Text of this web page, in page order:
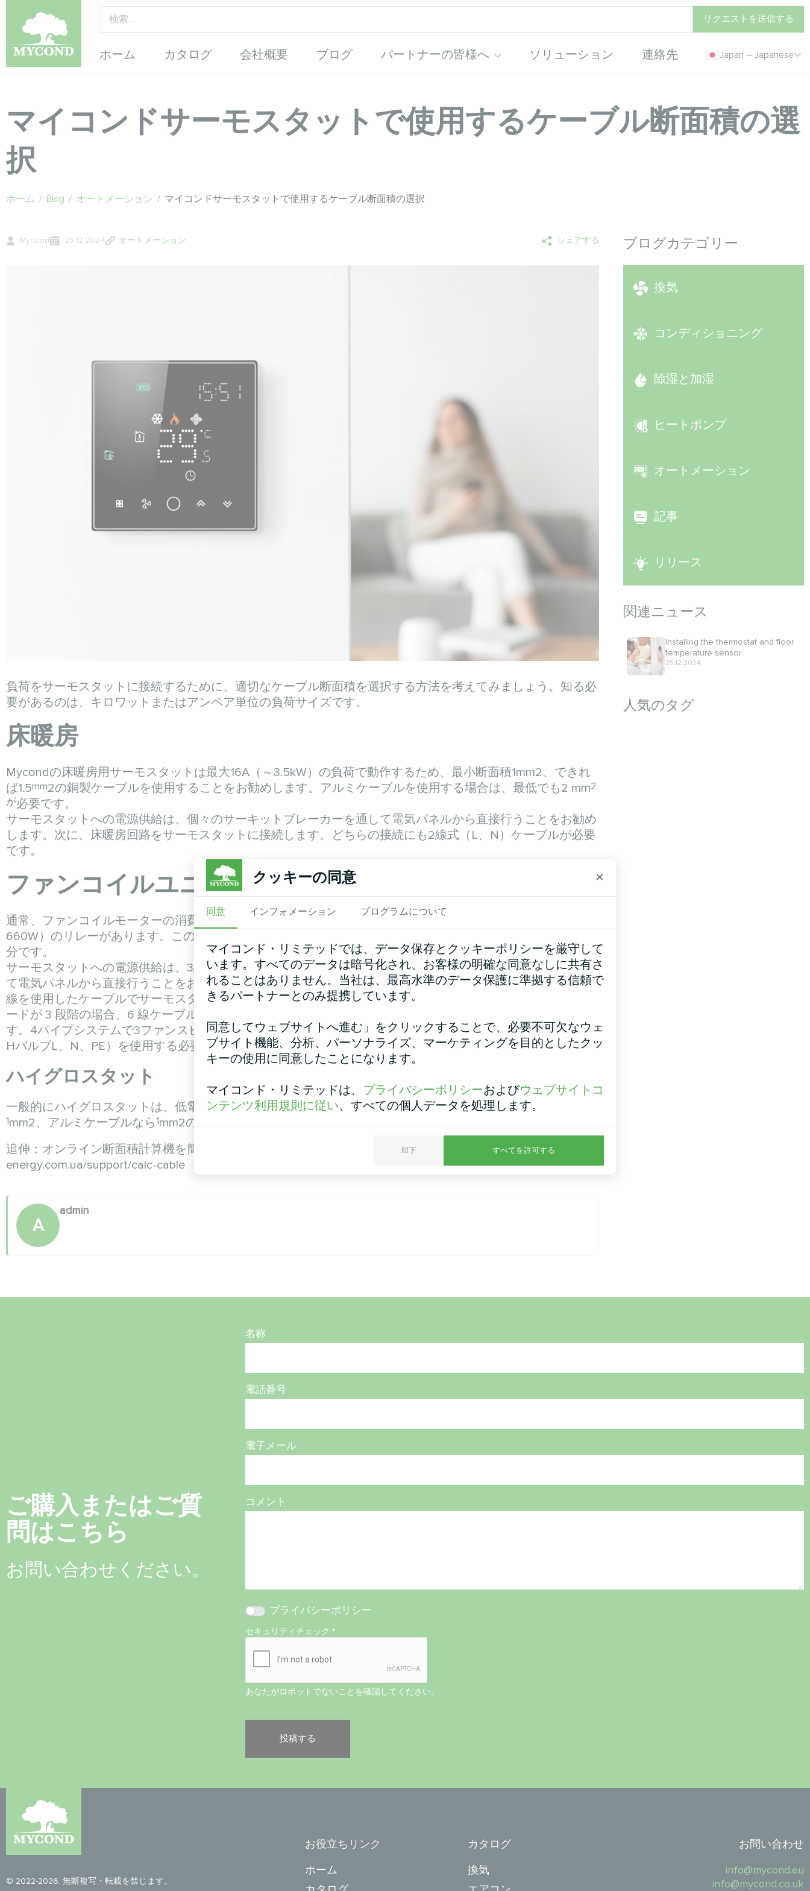
リクエストを送信する
ホーム カタログ 会社概要 ブログ パートナーの皆様へ ソリューション 連絡先 Japan – Japanese
マイコンドサーモスタットで使用するケーブル断面積の選
択
ホーム / Blog / オートメーション / マイコンドサーモスタットで使用するケーブル断面積の選択
Mycond 25.12.2024 オートメーション シェアする
負荷をサーモスタットに接続するために、適切なケーブル断面積を選択する方法を考えてみましょう。知る必
要があるのは、キロワットまたはアンペア単位の負荷サイズです。
床暖房
Mycondの床暖房用サーモスタットは最大16A（～3.5kW）の負荷で動作するため、最小断面積1mm2、できれ
ば1.5mm2の銅製ケーブルを使用することをお勧めします。アルミケーブルを使用する場合は、最低でも2 mm2
が必要です。
サーモスタットへの電源供給は、個々のサーキットブレーカーを通して電気パネルから直接行うことをお勧め
します。次に、床暖房回路をサーモスタットに接続します。どちらの接続にも2線式（L、N）ケーブルが必要
です。
ファンコイルユニット
通常、ファンコイルモーターの消費電力は低い。そのため、サーモスタットには動作電流わずか3A（～
660W）のリレーがあります。この場合、銅ケーブルの断面積は1mm
分です。
サーモスタットへの電源供給は、3線ケーブル（L、N、PE）を使用して、個々のサーキットブレーカーを介し
て電気パネルから直接行うことをお勧めします。多速度モーター付きファンコイルユニットは、適切な数の電
線を使用したケーブルでサーモスタットに接続する必要があります。例えば、2 パイプシステムでファンスピ
ードが 3 段階の場合、6 線ケーブル（低速 L、中速 L、高速 L、バルブ L、N、PE）を使用する必要がありま
す。4パイプシステムで3ファンスピードの場合は、7ワイヤーケーブル（低速L、中速L、高速L、CバルブL、
HバルブL、N、PE）を使用する必要がある。
ハイグロスタット
一般的にハイグロスタットは、低電流信号による間接制御を採用している。この場合、銅ケーブルなら0.75～
1mm2、アルミケーブルなら1mm2の断面積で十分です。
追伸：オンライン断面積計算機を簡単に見つけるには、このリンクをたどって
https://best-
energy.com.ua/support/calc-cable
A
admin
ブログカテゴリー
換気
コンディショニング
除湿と加湿
ヒートポンプ
オートメーション
記事
リリース
関連ニュース
Installing the thermostat and floor
temperature sensor
25.12.2024
人気のタグ
ご購入またはご質
問はこちら
お問い合わせください。
名称
電話番号
電子メール
コメント
プライバシーポリシー
セキュリティチェック*
あなたがロボットでないことを確認してください。
© 2022-2026. 無断複写・転載を禁じます。
お役立ちリンク
ホーム
カタログ
換気
お問い合わせ
info@mycond.eu
info@mycond.co.uk
クッキーの同意 ×
同意 インフォメーション プログラムについて
マイコンド・リミテッドでは、データ保存とクッキーポリシーを厳守して
います。すべてのデータは暗号化され、お客様の明確な同意なしに共有さ
れることはありません。当社は、最高水準のデータ保護に準拠する信頼で
きるパートナーとのみ提携しています。
同意してウェブサイトへ進む」をクリックすることで、必要不可欠なウェ
ブサイト機能、分析、パーソナライズ、マーケティングを目的としたクッ
キーの使用に同意したことになります。
マイコンド・リミテッドは、 プライバシーポリシーおよびウェブサイトコ
ンテンツ利用規則に従い、すべての個人データを処理します。
却下 すべてを許可する